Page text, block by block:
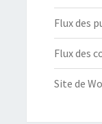
Flux des
Flux des
Site de